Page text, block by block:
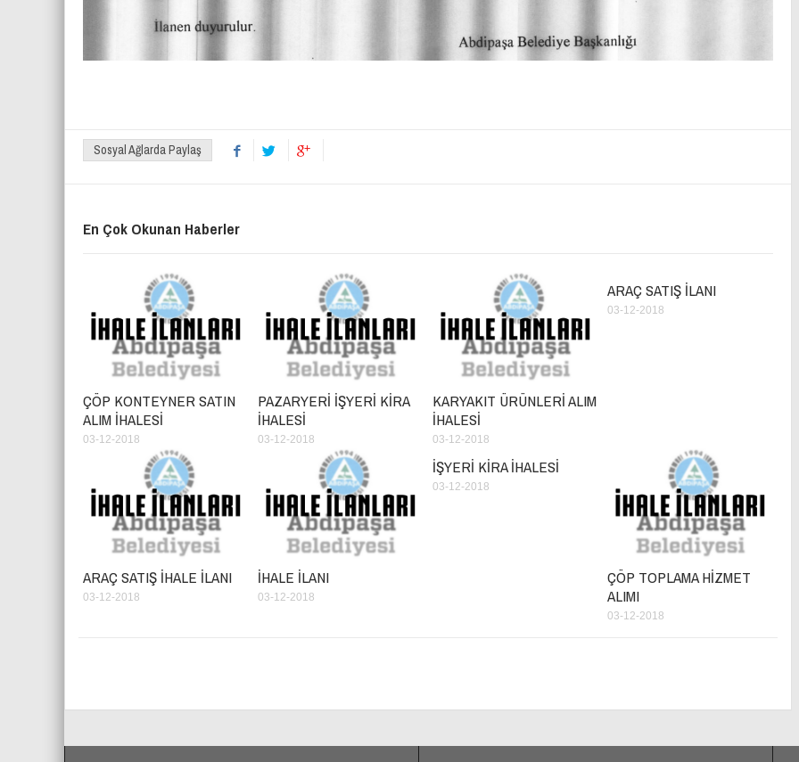
Sosyal Ağlarda Paylaş
En Çok Okunan Haberler
ÇÖP KONTEYNER SATIN
ALIM İHALESİ
03-12-2018
PAZARYERİ İŞYERİ KİRA
İHALESİ
03-12-2018
KARYAKIT ÜRÜNLERİ ALIM
İHALESİ
03-12-2018
ARAÇ SATIŞ İLANI
03-12-2018
ARAÇ SATIŞ İHALE İLANI
03-12-2018
İHALE İLANI
03-12-2018
İŞYERİ KİRA İHALESİ
03-12-2018
ÇÖP TOPLAMA HİZMET
ALIMI
03-12-2018